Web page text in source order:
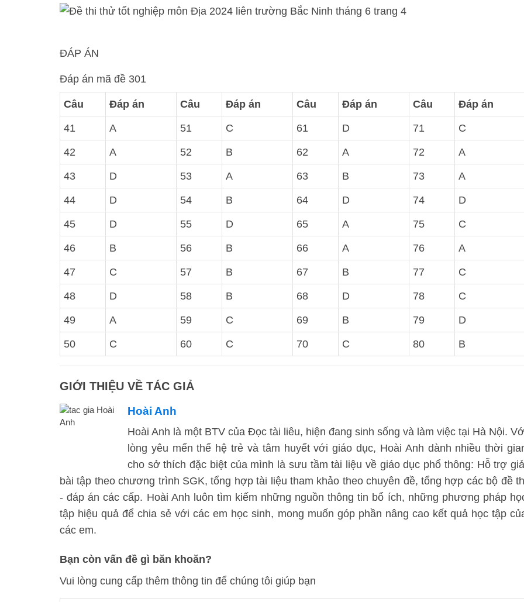
ĐÁP ÁN
Đáp án mã đề 301
Câu Đáp án Câu Đáp án Câu Đáp án Câu Đáp án
41 A 51 C 61 D 71 C
42 A 52 B 62 A 72 A
43 D 53 A 63 B 73 A
44 D 54 B 64 D 74 D
45 D 55 D 65 A 75 C
46 B 56 B 66 A 76 A
47 C 57 B 67 B 77 C
48 D 58 B 68 D 78 C
49 A 59 C 69 B 79 D
50 C 60 C 70 C 80 B
GIỚI THIỆU VỀ TÁC GIẢ
Hoài Anh
Hoài Anh là một BTV của Đọc tài liêu, hiện đang sinh sống và làm việc tại Hà Nội.
lòng yêu mến thế hệ trẻ và tâm huyết với giáo dục, Hoài Anh dành nhiều thời
cho sở thích đặc biệt của mình là sưu tầm tài liệu về giáo dục phổ thông: Hỗ trợ
bài tập theo chương trình SGK, tổng hợp tài liệu tham khảo theo chuyên đề, tổng hợp các bộ đề
- đáp án các cấp. Hoài Anh luôn tìm kiếm những nguồn thông tin bổ ích, những phương pháp
tập hiệu quả để chia sẻ với các em học sinh, mong muốn góp phần nâng cao kết quả học tập
các em.
Bạn còn vấn đề gì băn khoăn?
Vui lòng cung cấp thêm thông tin để chúng tôi giúp bạn